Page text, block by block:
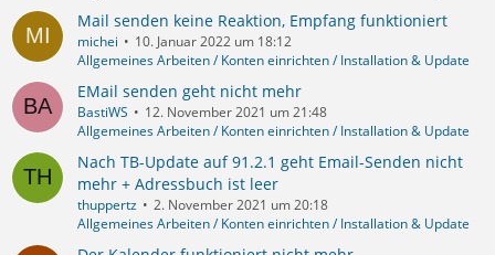
Mail senden keine Reaktion, Empfang funktioniert
michei
10. Januar 2022 um 18:12
Allgemeines Arbeiten / Konten einrichten / Installation & Update
EMail senden geht nicht mehr
BastiWS
12. November 2021 um 21:48
Allgemeines Arbeiten / Konten einrichten / Installation & Update
Nach TB-Update auf 91.2.1 geht Email-Senden nicht
mehr + Adressbuch ist leer
thuppertz
2. November 2021 um 20:18
Allgemeines Arbeiten / Konten einrichten / Installation & Update